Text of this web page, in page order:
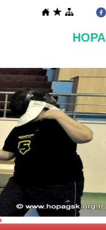
HOPA